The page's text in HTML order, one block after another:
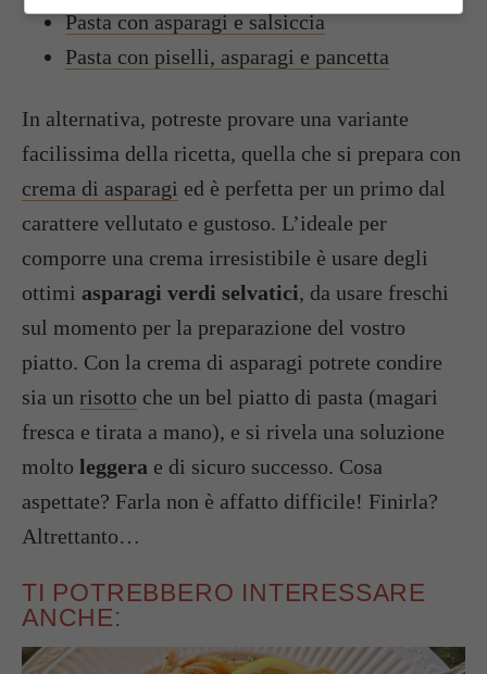
Pasta con asparagi e salsiccia
Pasta con piselli, asparagi e pancetta
In alternativa, potreste provare una variante
facilissima della ricetta, quella che si prepara con
crema di asparagi ed è perfetta per un primo dal
carattere vellutato e gustoso. L’ideale per
comporre una crema irresistibile è usare degli
ottimi asparagi verdi selvatici, da usare freschi
sul momento per la preparazione del vostro
piatto. Con la crema di asparagi potrete condire
sia un risotto che un bel piatto di pasta (magari
fresca e tirata a mano), e si rivela una soluzione
molto leggera e di sicuro successo. Cosa
aspettate? Farla non è affatto difficile! Finirla?
Altrettanto…
TI POTREBBERO INTERESSARE
ANCHE: